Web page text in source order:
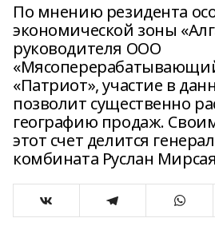
По мнению резидента
экономической зоны
руководителя ООО
«Патриот», участие в
позволит существенно
географию продаж.
этот счет делится
комбината Руслан